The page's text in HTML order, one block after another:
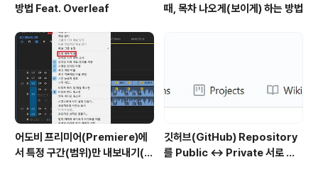
방법 Feat. Overleaf
때, 목차 나오게(보이게) 하는 방법
어도비 프리미어(Premiere)에
서 특정 구간(범위)만 내보내기(출
깃허브(GitHub) Repository
를 Public ↔ Private 서로 변